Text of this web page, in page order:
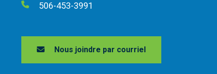
506-453-3991
Nous joindre par courriel